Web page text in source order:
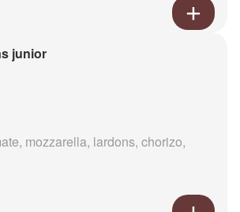
junior
mozzarella, lardons, chorizo,